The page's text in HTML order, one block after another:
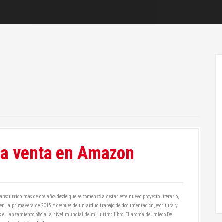
venta en Amazon
más de dos años desde que se comenzó a gestar este nuevo proyecto literario,
primavera de 2015. Y después de un arduo trabajo de documentación, escritura y
el lanzamiento oficial a nivel mundial de mi último libro, El aroma del miedo. De